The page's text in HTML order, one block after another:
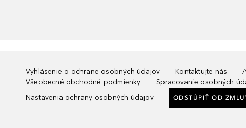
Vyhlásenie o ochrane osobných údajov Kontaktujte nás
Všeobecné obchodné podmienky
Spracovanie osobných
Nastavenia ochrany osobných údajov
ODSTÚPIŤ OD